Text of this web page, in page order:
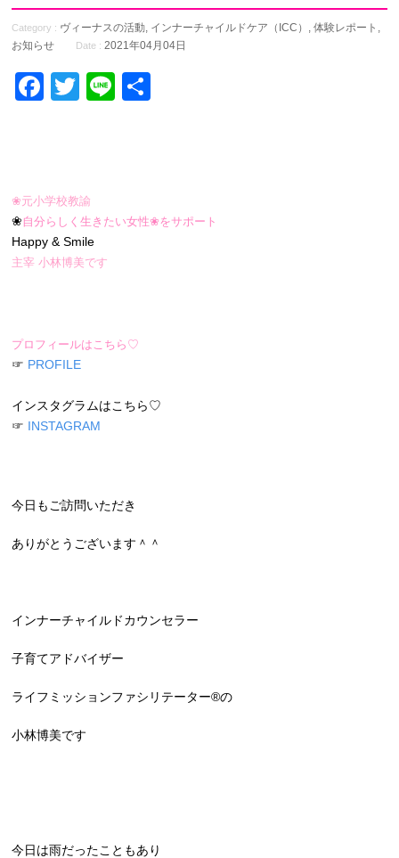
Category : ヴィーナスの活動, インナーチャイルドケア（ICC） ,体験レポート ,
お知らせ
Date : 2021年04月04日
Facebook
Twitter
Line
❀元小学校教諭
❀自分らしく生きたい女性❀をサポート
Happy & Smile
主宰 小林博美です
プロフィールはこちら♡
☞ PROFILE
インスタグラムはこちら♡
☞ INSTAGRAM
今日もご訪問いただき
ありがとうございます＾＾
インナーチャイルドカウンセラー
子育てアドバイザー
ライフミッションファシリテーター®︎の
小林博美です
今日は雨だったこともあり